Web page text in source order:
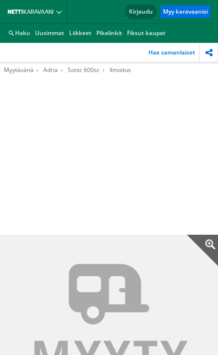
Kirjaudu Myy karavaanisi
Haku Uusimmat Liikkeet Pikalinkit Fiksut kaupat
Hae samanlaiset
Myytävänä Adria Sonic 600sc Ilmoitus